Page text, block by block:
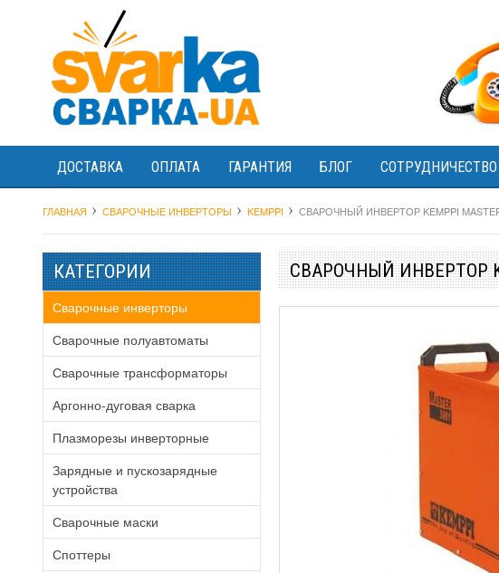
ДОСТАВКА ОПЛАТА ГАРАНТИЯ БЛОГ СОТРУДНИЧЕСТВО
ГЛАВНАЯ СВАРОЧНЫЕ ИНВЕРТОРЫ KEMPPI СВАРОЧНЫЙ ИНВЕРТОР KEMPPI
КАТЕГОРИИ
Сварочные инверторы
Сварочные полуавтоматы
Сварочные трансформаторы
Аргонно-дуговая сварка
Плазморезы инверторные
Зарядные и пускозарядные
устройства
Сварочные маски
Споттеры
СВАРОЧНЫЙ ИНВЕРТОР